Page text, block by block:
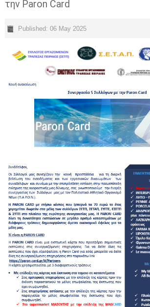
την Paron Card
Published: 06 May 2025